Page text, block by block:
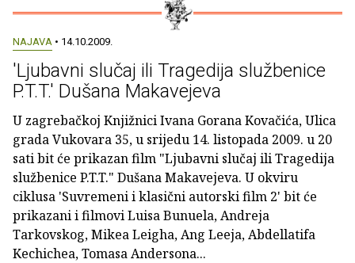
NAJAVA • 14.10.2009.
'Ljubavni slučaj ili Tragedija službenice
P.T.T.' Dušana Makavejeva
U zagrebačkoj Knjižnici Ivana Gorana Kovačića, Ulica
grada Vukovara 35, u srijedu 14. listopada 2009. u 20
sati bit će prikazan film "Ljubavni slučaj ili Tragedija
službenice P.T.T." Dušana Makavejeva. U okviru
ciklusa 'Suvremeni i klasični autorski film 2' bit će
prikazani i filmovi Luisa Bunuela, Andreja
Tarkovskog, Mikea Leigha, Ang Leeja, Abdellatifa
Kechichea, Tomasa Andersona...